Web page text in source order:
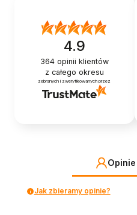
4.9
364opinii klientów
z całego okresu
zebranych i zweryfikowanych przez
Jak zbieramy opinie?